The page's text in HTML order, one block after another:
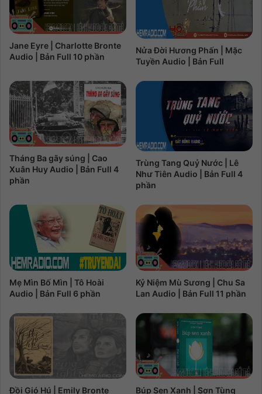
Jane Eyre | Charlotte Bronte
Audio | Bản Full 10 phần
Nửa Đời Hương Phấn | Mặc
Tuyền Audio | Bản Full
Tháng Ba gãy súng | Cao
Xuân Huy Audio | Bản Full 4
phần
Trùng Tang Quỷ Nước | Lê
Như Tiên Audio | Bản Full 4
phần
Mẹ Mìn Bố Mìn | Tô Hoài
Audio | Bản Full 6 phần
Kỷ Niệm Mù Sương | Chu Sa
Lan Audio | Bản Full 11 phần
Đồi Gió Hú | Emily Bronte Búp Sen Xanh | Sơn Tùng